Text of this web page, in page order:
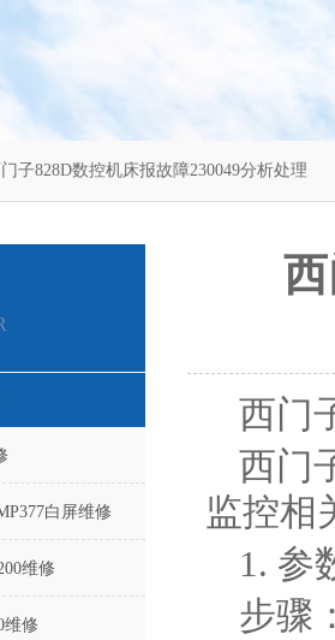
子828D数控机床报故障230049分析处理
白屏维修
维修
维修
西门
西门
监控相
1. ‌参
步骤‌